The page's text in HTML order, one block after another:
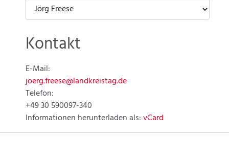
Kontakt
E-Mail:
joerg.freese@landkreistag.de
Telefon:
+49 30 590097-340
Informationen herunterladen als:vCard